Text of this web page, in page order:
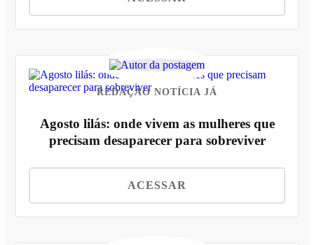
REDAÇÃO NOTÍCIA JÁ
Agosto lilás: onde vivem as mulheres que
precisam desaparecer para sobreviver
ACESSAR